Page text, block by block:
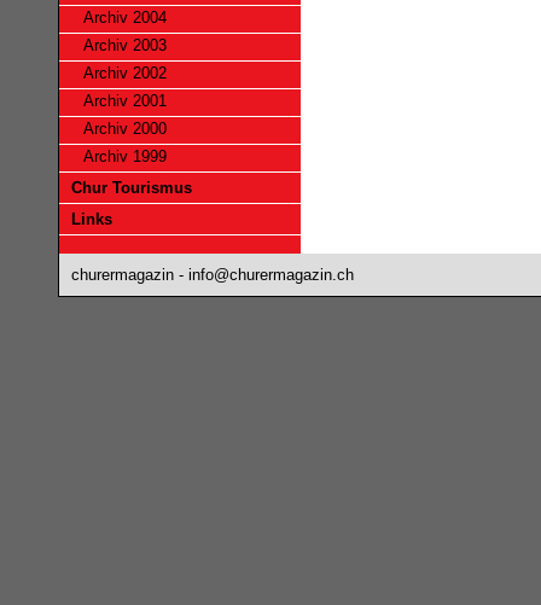
Archiv 2004
Archiv 2003
Archiv 2002
Archiv 2001
Archiv 2000
Archiv 1999
Chur Tourismus
Links
churermagazin - info@churermagazin.ch